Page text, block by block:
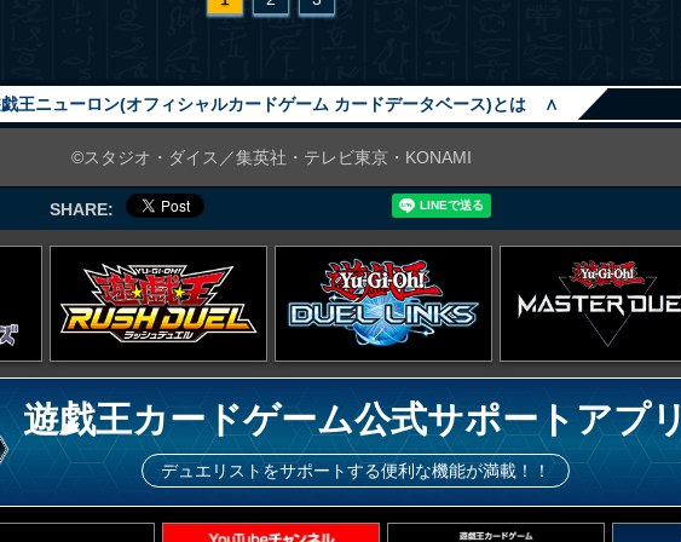
王ニューロン(オフィシャルカードゲーム カードデータベース)とは ∧
©スタジオ・ダイス／集英社・テレビ東京・KONAMI
SHARE:
遊戯王カードゲーム公式サポートアプリ
デュエリストをサポートする便利な機能が満載！！